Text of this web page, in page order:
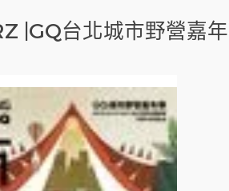
|GQ台北城市野營嘉